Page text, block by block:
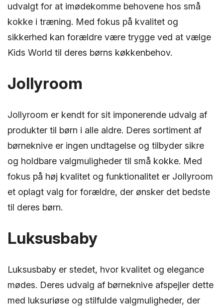
udvalgt for at imødekomme behovene hos små
kokke i træning. Med fokus på kvalitet og
sikkerhed kan forældre være trygge ved at vælge
Kids World til deres børns køkkenbehov.
Jollyroom
Jollyroom er kendt for sit imponerende udvalg af
produkter til børn i alle aldre. Deres sortiment af
børneknive er ingen undtagelse og tilbyder sikre
og holdbare valgmuligheder til små kokke. Med
fokus på høj kvalitet og funktionalitet er Jollyroom
et oplagt valg for forældre, der ønsker det bedste
til deres børn.
Luksusbaby
Luksusbaby er stedet, hvor kvalitet og elegance
mødes. Deres udvalg af børneknive afspejler dette
med luksuriøse og stilfulde valgmuligheder, der